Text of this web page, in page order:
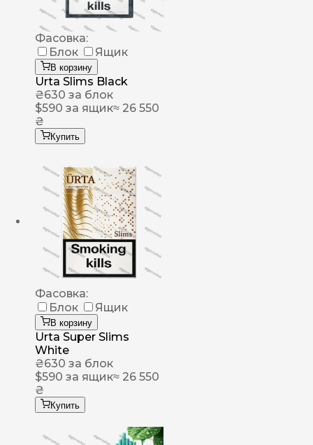
Фасовка:
Блок
Ящик
В корзину
Urta Slims Black
₴630 за блок
$590 за ящик≈ 26 550
₴
Купить
Фасовка:
Блок
Ящик
В корзину
Urta Super Slims
White
₴630 за блок
$590 за ящик≈ 26 550
₴
Купить